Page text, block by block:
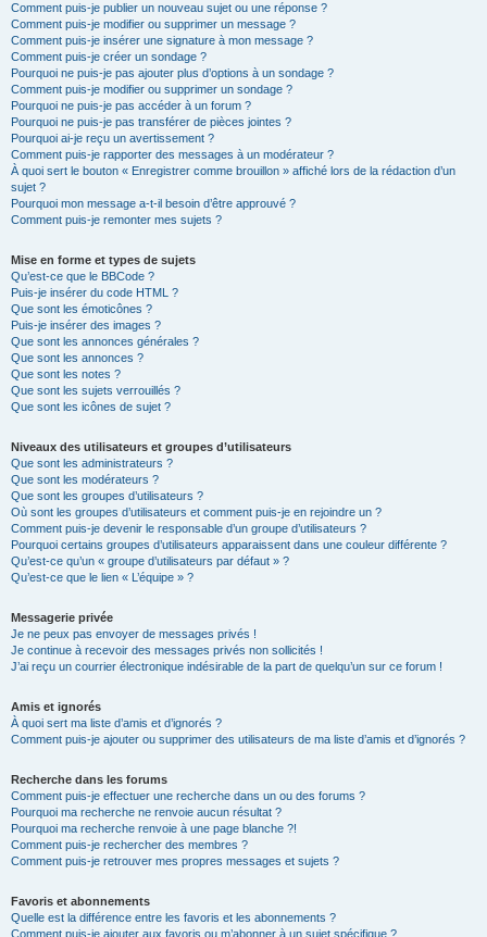
Comment puis-je publier un nouveau sujet ou une réponse ?
Comment puis-je modifier ou supprimer un message ?
Comment puis-je insérer une signature à mon message ?
Comment puis-je créer un sondage ?
Pourquoi ne puis-je pas ajouter plus d’options à un sondage ?
Comment puis-je modifier ou supprimer un sondage ?
Pourquoi ne puis-je pas accéder à un forum ?
Pourquoi ne puis-je pas transférer de pièces jointes ?
Pourquoi ai-je reçu un avertissement ?
Comment puis-je rapporter des messages à un modérateur ?
À quoi sert le bouton « Enregistrer comme brouillon » affiché lors de la rédaction d’un
sujet ?
Pourquoi mon message a-t-il besoin d’être approuvé ?
Comment puis-je remonter mes sujets ?
Mise en forme et types de sujets
Qu’est-ce que le BBCode ?
Puis-je insérer du code HTML ?
Que sont les émoticônes ?
Puis-je insérer des images ?
Que sont les annonces générales ?
Que sont les annonces ?
Que sont les notes ?
Que sont les sujets verrouillés ?
Que sont les icônes de sujet ?
Niveaux des utilisateurs et groupes d’utilisateurs
Que sont les administrateurs ?
Que sont les modérateurs ?
Que sont les groupes d’utilisateurs ?
Où sont les groupes d’utilisateurs et comment puis-je en rejoindre un ?
Comment puis-je devenir le responsable d’un groupe d’utilisateurs ?
Pourquoi certains groupes d’utilisateurs apparaissent dans une couleur différente ?
Qu’est-ce qu’un « groupe d’utilisateurs par défaut » ?
Qu’est-ce que le lien « L’équipe » ?
Messagerie privée
Je ne peux pas envoyer de messages privés !
Je continue à recevoir des messages privés non sollicités !
J’ai reçu un courrier électronique indésirable de la part de quelqu’un sur ce forum !
Amis et ignorés
À quoi sert ma liste d’amis et d’ignorés ?
Comment puis-je ajouter ou supprimer des utilisateurs de ma liste d’amis et d’ignorés ?
Recherche dans les forums
Comment puis-je effectuer une recherche dans un ou des forums ?
Pourquoi ma recherche ne renvoie aucun résultat ?
Pourquoi ma recherche renvoie à une page blanche ?!
Comment puis-je rechercher des membres ?
Comment puis-je retrouver mes propres messages et sujets ?
Favoris et abonnements
Quelle est la différence entre les favoris et les abonnements ?
Comment puis-je ajouter aux favoris ou m’abonner à un sujet spécifique ?